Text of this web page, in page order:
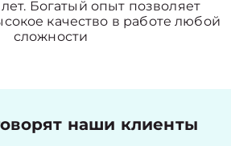
Богатый опыт позволяет
качество в работе любой
сложности
наши клиенты